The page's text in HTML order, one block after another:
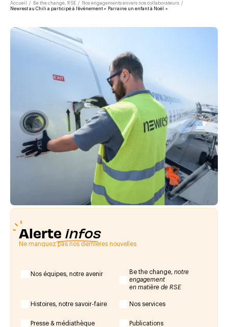
Accueil / Be the change, RSE / Nos engagements envers nos collaborateurs /
Newrest au Chili a participé à l’événement « Parraine un enfant à Noël »
Alerte infos
Ne manquez pas nos dernières nouvelles
Nos équipes, notre avenir Be the change, notre
engagement
en matière de RSE
Histoires, notre savoir-faire Nos services
Presse & médiathèque Publications